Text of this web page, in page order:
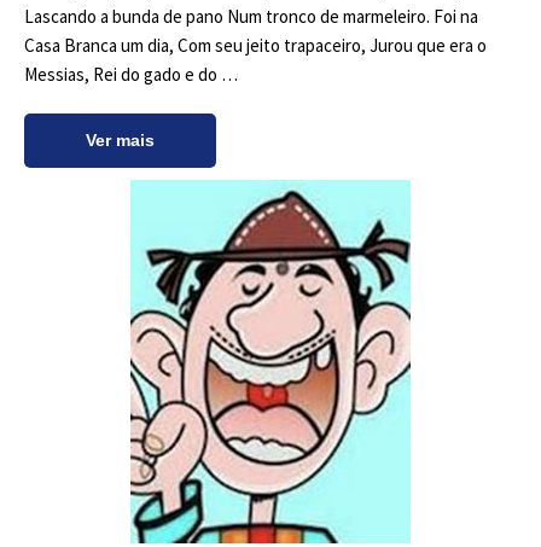
Lascando a bunda de pano Num tronco de marmeleiro. Foi na
Casa Branca um dia, Com seu jeito trapaceiro, Jurou que era o
Messias, Rei do gado e do …
Ver mais